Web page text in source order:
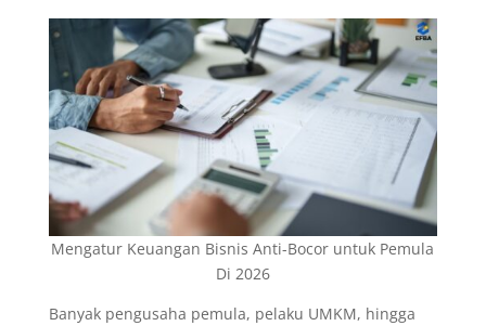
Mengatur Keuangan Bisnis Anti-Bocor untuk Pemula
Di 2026
Banyak pengusaha pemula, pelaku UMKM, hingga